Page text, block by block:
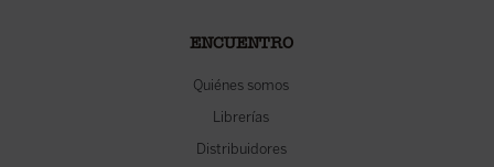
ENCUENTRO
Quiénes somos
Librerías
Distribuidores